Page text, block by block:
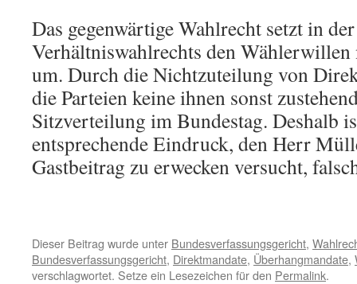
Das gegenwärtige Wahlrecht setzt in
Verhältniswahlrechts den Wählerwillen
um. Durch die Nichtzuteilung von
die Parteien keine ihnen sonst
Sitzverteilung im Bundestag. Deshalb
entsprechende Eindruck, den Herr
Gastbeitrag zu erwecken versucht,
Dieser Beitrag wurde unter Bundesverfassungsgericht,
Bundesverfassungsgericht, Direktmandate, Überhangmandate,
verschlagwortet. Setze ein Lesezeichen für den Permalink.